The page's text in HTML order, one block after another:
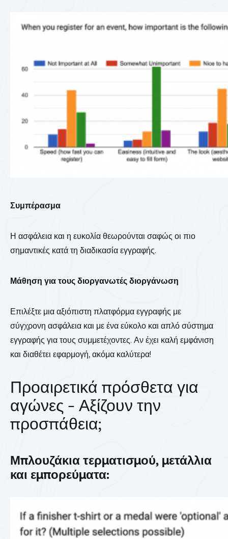
Συμπέρασμα
Η ασφάλεια και η ευκολία θεωρούνται σαφώς οι πιο
σημαντικές κατά τη διαδικασία εγγραφής.
Μάθηση για τους διοργανωτές διοργάνωση
Επιλέξτε μια αξιόπιστη πλατφόρμα εγγραφής με
σύγχρονη ασφάλεια και με ένα εύκολο και απλό σύστημα
εγγραφής για τους συμμετέχοντες. Αν έχει καλή εμφάνιση
και διαθέτει εφαρμογή, ακόμα καλύτερα!
Προαιρετικά πρόσθετα για
αγώνες - Αξίζουν την
προσπάθεια;
Μπλουζάκια τερματισμού, μετάλλια
και εμπορεύματα: